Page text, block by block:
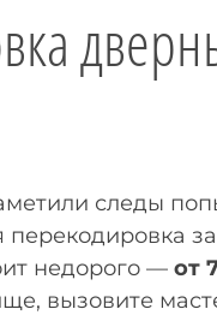
следы
перекодировка
недорого — от
вызовите